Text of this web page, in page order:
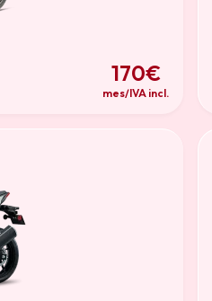
170€
mes/IVA incl.